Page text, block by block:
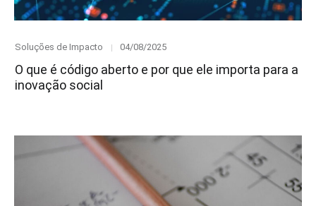
Category
Soluções de Impacto
Posted
04/08/2025
O que é código aberto e por que ele importa para a
inovação social